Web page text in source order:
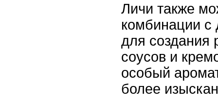
Личи также
комбинации с
для создания
соусов и
особый
более